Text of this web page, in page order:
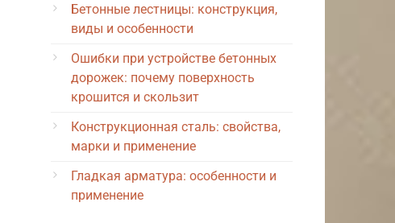
Бетонные лестницы: конструкция,
виды и особенности
Ошибки при устройстве бетонных
дорожек: почему поверхность
крошится и скользит
Конструкционная сталь: свойства,
марки и применение
Гладкая арматура: особенности и
применение